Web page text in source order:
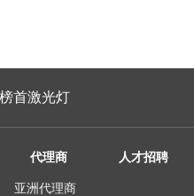
代理商 人才招聘
亚洲代理商
榜首激光灯